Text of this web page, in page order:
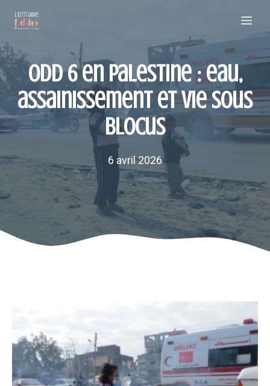
contenu
ODD 6 en Palestine : eau,
assainissement et vie sous
blocus
6 avril 2026